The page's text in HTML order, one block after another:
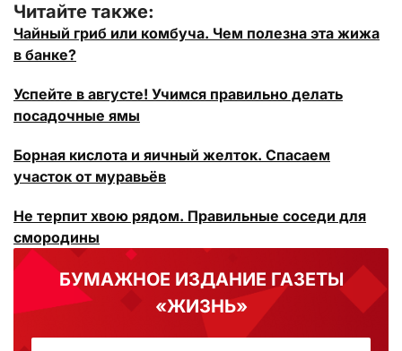
Читайте также:
Чайный гриб или комбуча. Чем полезна эта жижа
в банке?
Успейте в августе! Учимся правильно делать
посадочные ямы
Борная кислота и яичный желток. Спасаем
участок от муравьёв
Не терпит хвою рядом. Правильные соседи для
смородины
БУМАЖНОЕ ИЗДАНИЕ ГАЗЕТЫ
«ЖИЗНЬ»